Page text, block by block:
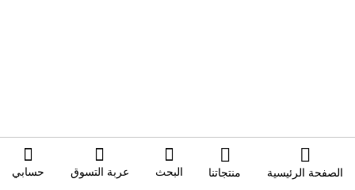
الصفحة الرئيسية منتجاتنا البحث عربة التسوق حسابي